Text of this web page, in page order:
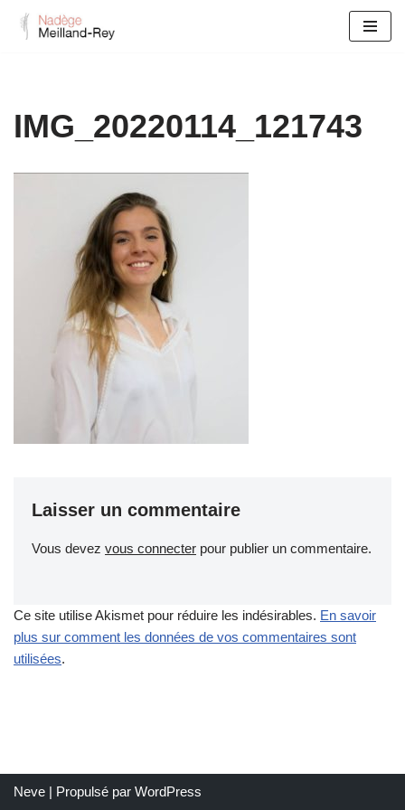
IMG_20220114_121743
Laisser un commentaire
Vous devez vous connecter pour publier un commentaire.
Ce site utilise Akismet pour réduire les indésirables. En savoir
plus sur comment les données de vos commentaires sont
utilisées.
Neve | Propulsé par WordPress